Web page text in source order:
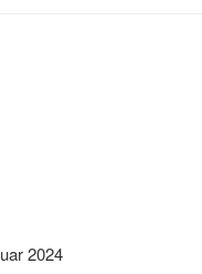
2024